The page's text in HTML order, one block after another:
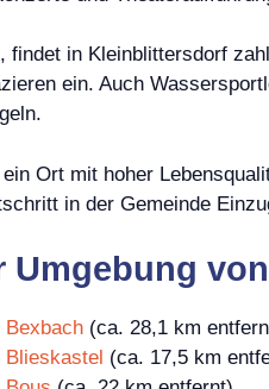
findet in Kleinblittersdorf
ein. Auch
Ort mit hoher
in der Gemeinde
Umgebung
Bexbach (ca. 28,1 km
(ca. 17,5 km